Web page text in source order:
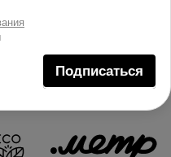
Оксфорд 600D.
цвета, идеально
текстиля и
Подписаться